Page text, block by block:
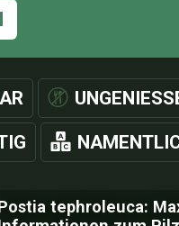
tephroleuca: